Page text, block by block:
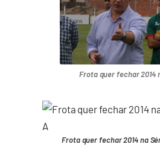
Frota quer fechar 2014
Frota quer fechar 2014 na